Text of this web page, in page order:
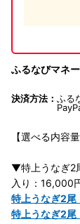
ふるなびマネ
決済方法： ふる
【選べる内容
▼特上うなぎ
入り：16,000
特上うなぎ2尾
特上うなぎ2尾